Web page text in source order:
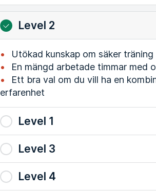
Level 2
Utökad kunskap om säker
En mängd arbetade timmar med
Ett bra val om du vill ha en
erfarenhet
Level 1
Level 3
Level 4